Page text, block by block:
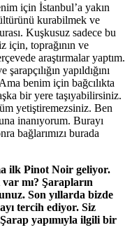
için İstanbul’a yakın
kurabilmek ve
Kuşkusuz sadece bu
için, toprağının ve
araştırmalar yaptım.
yapıldığını
benim için bağcılıkta
bir yere taşıyabilirsiniz.
yetiştiremezsiniz. Ben
inanıyorum. Burayı
bağlarımızı burada
ilk Pinot Noir geliyor.
mı? Şarapların
Son yıllarda bizde
tercih ediyor. Siz
yapımıyla ilgili bir